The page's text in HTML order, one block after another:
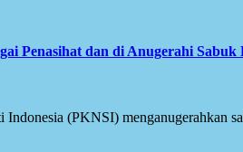
Penasihat dan di Anugerahi
(PKNSI) menganugerahkan